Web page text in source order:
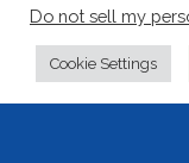
Do not sell my
Cookie Settings